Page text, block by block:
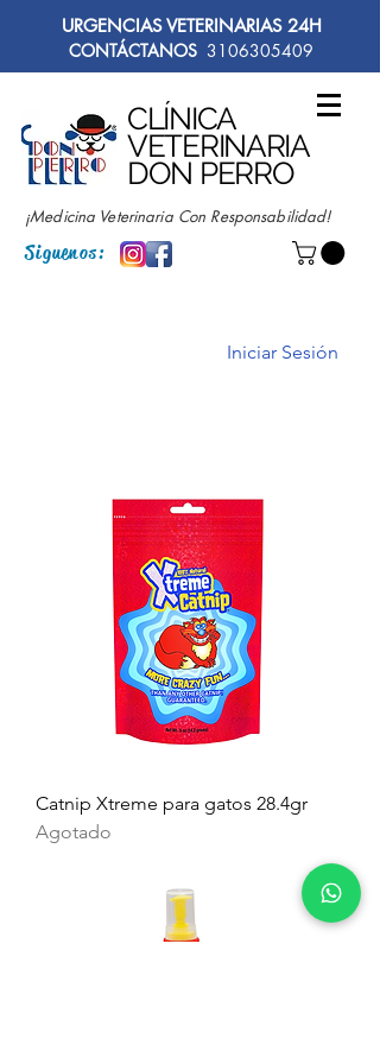
URGENCIAS VETERINARIAS 24H
CONTÁCTANOS 3106305409
CLÍNICA
VETERINARIA
DON PERRO
¡Medicina Veterinaria Con Responsabilidad!
Siguenos:
Iniciar Sesión
Catnip Xtreme para gatos 28.4gr
Agotado